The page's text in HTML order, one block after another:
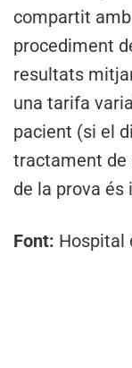
compartit
procediment
resultats
una tarifa
pacient (si el
tractament de
de la prova
Font: Hospital